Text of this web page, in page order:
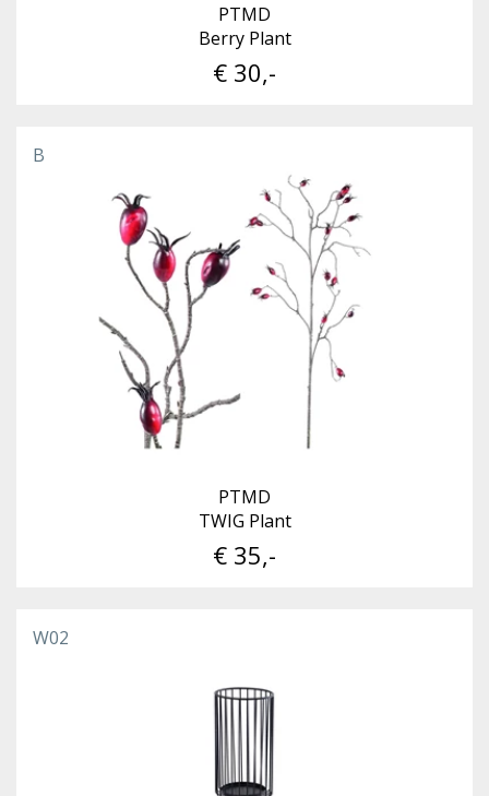
PTMD
Berry Plant
€ 30,-
B
PTMD
TWIG Plant
€ 35,-
W02